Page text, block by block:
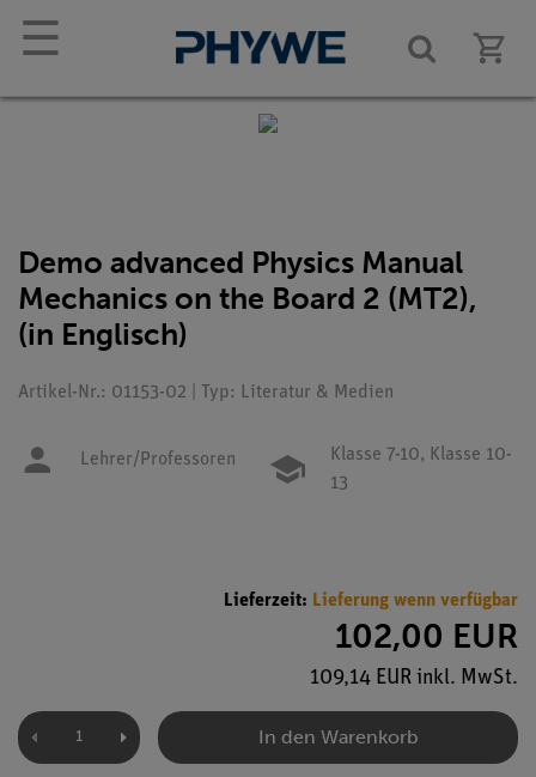
☰
Demo advanced Physics Manual
Mechanics on the Board 2 (MT2),
(in Englisch)
Artikel-Nr.: 01153-02 | Typ: Literatur & Medien
Lehrer/Professoren Klasse 7-10, Klasse 10-
13
Lieferzeit: Lieferung wenn verfügbar
102,00 EUR
109,14 EUR inkl. MwSt.
In den Warenkorb